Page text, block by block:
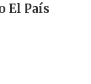
El País